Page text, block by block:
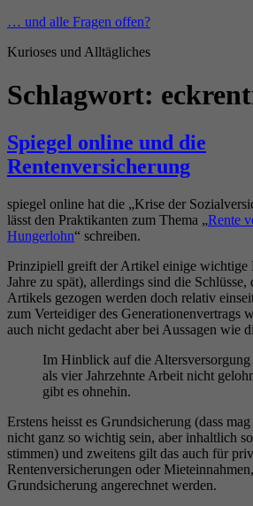
Zum
springen
… und alle Fragen offen?
Kurioses und Alltägliches
Schlagwort:
Spiegel online und die
Rentenversicherung
spiegel online hat die „Krise der
lässt den Praktikanten zum Thema „Rente
Hungerlohn“ schreiben.
Prinzipiell greift der Artikel einige wichtige
Jahre zu spät), allerdings sind die Schlüsse,
Artikels gezogen werden doch relativ
zum Verteidiger des Generationenvertrags
auch nicht gedacht aber bei Aussagen wie
Im Hinblick auf die Altersversorgung
als vier Jahrzehnte Arbeit nicht
gibt es ohnehin.
Erstens heisst es Grundsicherung (dass
nicht ganz so wichtig sein, aber inhaltlich
stimmen) und zweitens gilt das auch für
Rentenversicherungen oder
Grundsicherung angerechnet werden.